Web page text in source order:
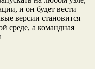
и он будет вести
версии становится
среде, а командная